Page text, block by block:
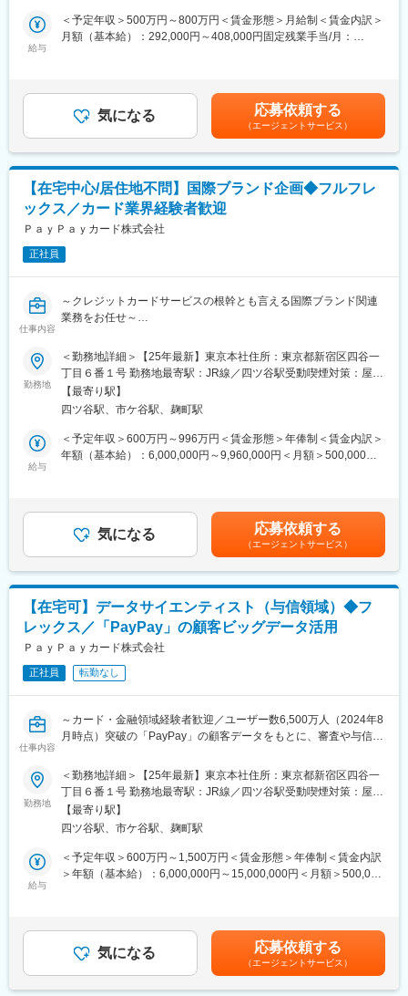
町田駅、綾瀬駅、大手町駅(東京都)、中野駅(東京都)、大門駅(東京
都)、西日暮里駅、五反田駅、中目黒駅、泉岳寺駅、立川駅、小竹
大船駅、橋本駅(神奈川県)、上大岡駅、中央林間駅、センター南
駅、川崎駅、幕張本郷駅、稲毛駅、千葉駅、新松戸駅、浦安駅(千
葉県)、北習志野駅、京成船橋駅、京成津田沼駅、新浦安駅、新鎌
ケ谷駅、市川駅、舞浜駅、初石駅、南流山駅、本八幡駅(都営線)、
船橋駅、西船橋駅、久喜駅、川口駅、南越谷駅、天下茶屋駅、伏
見駅(愛知県)、栄駅(愛知県)、東梅田駅、阿倍野駅(阪堺線)、今宮
戎駅、鶴橋駅、京橋駅(大阪府)、南方駅(大阪府)、金山駅(愛知
県)、国際センター駅、谷津駅、流山おおたかの森駅、藤沢駅、富
田駅(大阪府)、上牧駅(大阪府)、摂津富田駅、高槻駅、高槻市駅、
天王寺駅、新今宮駅、本町駅、江坂駅、弁天町駅、西九条駅、千
波駅、中百舌鳥駅、大阪駅、新大阪駅、北新地駅、大阪阿部野橋
駅、博多駅、天神駅、福岡空港駅(鉄道)、天神南駅、千早駅、西１
和駅、仙台駅、泉中央駅、あおば通駅、長町南駅、勾当台公園
駅、八戸駅、青森駅、盛岡駅、一ノ関駅、秋田駅、土崎駅、山形
駅、米沢駅、福島駅(福島県)、郡山駅(福島県)、さっぽろ駅、白石
駅(札幌市営)、新札幌駅、新千歳空港駅(鉄道)、北参道駅、青井
駅、浜松町駅、西日暮里駅(舎人ライナー)、大崎広小路駅、祐天寺
駅、江古田駅、二子新地駅、阿倍野駅(地下鉄)、鴫野駅、西中島南
方駅、丸の内駅(愛知県)、東別院駅、名鉄名古屋駅、新今宮駅前
駅、新琴似駅、仙台駅(地下鉄)、広瀬通駅、曽根田駅、新さっぽろ
駅、竹橋駅、御成門駅、新桜台駅、梅田駅(地下鉄)、蒲生四丁目
駅、近鉄名古屋駅、天王寺駅前駅、動物園前駅、駅前駅、香椎宮
ルスをお任せいたします。
銀行員の育成や同行訪問を通じて中小企業への販売拡大を推進し
■業務詳細
（1）金融機関向けOEMサービスの拡販
（2）パートナー企業とのアライアンス推進
・金融機関、HR SaaS企業等と連携した提案機会の創出
・販促施策の企画・実行
（3）パートナー現場の成果最大化に向けた支援
・営業同行／共同提案による受注率向上支援
・数値改善に向けた施策立案・実行
・勉強会／セミナーの企画・実施
・将来的にスポーツチームが抱える収益課題（スポンサー依存）
の解決に向けた事業開発
■組織構成：約20名(20代～40代)
アライアンスセールスを担っていたメンバーなど在籍。
信頼関係を築きながら、数字・目標に捉われず中長期的な目線を
先輩社員への同行やマネジメントとのロープレを通じて業務を習
得いただきます。知識を身につけながら経験を積み、2週間～1か
月程度での独り立ちを目指していただくイメージです。
■同社
2022年創業。本格的な成長を目指すフェーズで、「福利厚生業界
で利用率No.1のアプリ開発」と「ユニークでスピード感のある事
業成長」を推進しています。
従業員はアプリを提示するだけで、全国の提携店舗（飲食店、フ
ィットネスジム、映画館、旅行、美容、育児・介護支援など）で
中小企業を中心に導入が拡大中です。
給与
＜予定年収＞500万円～800万円＜賃金形態＞月給制＜賃金内訳＞
月額（基本給）：292,000円～408,000円固定残業手当/月：
出張手当：1泊あたり3,000円支給いたします。賃金はあくまでも
目安の金額であり、選考を通じて上下する可能性があります。月
給(月額)は固定手当を含めた表記です。
気になる 応募依頼する
（エージェントサービス）
【在宅中心/居住地不問】国際ブランド企画◆フルフレ
ックス／カード業界経験者歓迎
ＰａｙＰａｙカード株式会社
正社員
仕事内容
～クレジットカードサービスの根幹とも言える国際ブランド関連
業務をお任せ～
■具体的な業務内容：
・国際ブランドへの各種申請、報告
・国際ブランドからの情報収集、
ならびにグローバル基準に則したクレジットカードのソリューシ
ョン導入等の企画検討
・国際ブランドのルール等に沿った業務の企画・立案・推進
・国際ブランドとのイシュイング
クレジットカードサービスの根幹とも言える国際ブランド関連の
業務に携わることにより、会社への貢献度が高い業務です。
ブランドとのインセンティブ交渉を通じた直接的な利益貢献に加
■組織・チーム紹介：
当ポジションが属する事業推進本部は、ビジネス開発部・ビジネ
ス推進部・ファンドソースマネジメント部・キャッシング推進部
から構成される組織です。
今回募集となる国際ブランド企画グループが属しているビジネス
開発部は、新規ビジネスの企画・推進を実行し、いち早くより良
いサービスをユーザーに提供することを実現するために日々取り
組んでいます。
その中で国際ブランド企画グループは、クレジットカード事業の
ールに則った要件やソリューションの対応を進めたり、イシュイ
ング・アクワイアリング事業を拡大するためにブランドとの協
議・折衝を行うグループとなります。
勤務地
＜勤務地詳細＞【25年最新】東京本社住所：東京都新宿区四谷一
丁目６番１号 勤務地最寄駅：JR線／四ツ谷駅受動喫煙対策：屋内
喫煙可能場所あり変更の範囲：会社の定める事業所（リモートワ
ーク含む）
【最寄り駅】
四ツ谷駅、市ケ谷駅、麹町駅
給与
＜予定年収＞600万円～996万円＜賃金形態＞年俸制＜賃金内訳＞
年額（基本給）：6,000,000円～9,960,000円＜月額＞500,000円
センティブ）を支給（年1回）賃金はあくまでも目安の金額であ
り、選考を通じて上下する可能性があります。月給(月額)は固定手
当を含めた表記です。
気になる 応募依頼する
（エージェントサービス）
【在宅可】データサイエンティスト（与信領域）◆フ
レックス／「PayPay」の顧客ビッグデータ活用
ＰａｙＰａｙカード株式会社
正社員 転勤なし
仕事内容
～カード・金融領域経験者歓迎／ユーザー数6,500万人（2024年8
月時点）突破の「PayPay」の顧客データをもとに、審査や与信限
審査企画本部は、データとデジタルテクノロジーによって事業・
サービス・働き方の変革を推進し、各事業部と伴走しながら、デ
ータドリブンな意思決定を牽引する組織です。
その中で審査分析部は、AIや機械学習を活用した分析を通じて、
審査および債権回収領域の課題解決を担っています。課題抽出か
らモデリング、業務実装、効果検証までを一貫して推進し、事業
【具体的な業務内容】
与信領域において、統計手法や機械学習を活用した分析から業務
勤務地
＜勤務地詳細＞【25年最新】東京本社住所：東京都新宿区四谷一
丁目６番１号 勤務地最寄駅：JR線／四ツ谷駅受動喫煙対策：屋内
喫煙可能場所あり変更の範囲：本文参照
【最寄り駅】
四ツ谷駅、市ケ谷駅、麹町駅
給与
＜予定年収＞600万円～1,500万円＜賃金形態＞年俸制＜賃金内訳
＞年額（基本給）：6,000,000円～15,000,000円＜月額＞500,000
ティブ）：年1回（会社業績および個人貢献度によりを支給）賃金
はあくまでも目安の金額であり、選考を通じて上下する可能性が
あります。月給(月額)は固定手当を含めた表記です。
気になる 応募依頼する
（エージェントサービス）